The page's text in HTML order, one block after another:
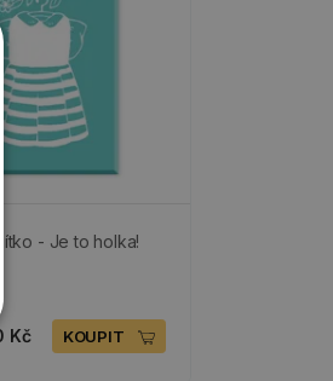
- Je to holka!
Kč KOUPIT